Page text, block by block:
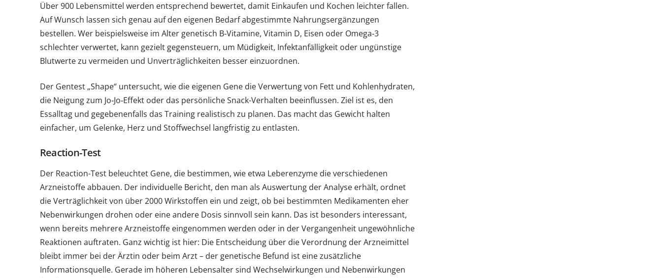
Über 900 Lebensmittel werden entsprechend bewertet, damit Einkaufen und Kochen leichter fallen.
Auf Wunsch lassen sich genau auf den eigenen Bedarf abgestimmte Nahrungsergänzungen
bestellen. Wer beispielsweise im Alter genetisch B‑Vitamine, Vitamin D, Eisen oder Omega‑3
schlechter verwertet, kann gezielt gegensteuern, um Müdigkeit, Infektanfälligkeit oder ungünstige
Blutwerte zu vermeiden und Unverträglichkeiten besser einzuordnen.
Der Gentest „Shape“ untersucht, wie die eigenen Gene die Verwertung von Fett und Kohlenhydraten,
die Neigung zum Jo‑Jo‑Effekt oder das persönliche Snack-Verhalten beeinflussen. Ziel ist es, den
Essalltag und gegebenenfalls das Training realistisch zu planen. Das macht das Gewicht halten
einfacher, um Gelenke, Herz und Stoffwechsel langfristig zu entlasten.
Reaction-Test
Der Reaction-Test beleuchtet Gene, die bestimmen, wie etwa Leberenzyme die verschiedenen
Arzneistoffe abbauen. Der individuelle Bericht, den man als Auswertung der Analyse erhält, ordnet
die Verträglichkeit von über 2000 Wirkstoffen ein und zeigt, ob bei bestimmten Medikamenten eher
Nebenwirkungen drohen oder eine andere Dosis sinnvoll sein kann. Das ist besonders interessant,
wenn bereits mehrere Arzneistoffe eingenommen werden oder in der Vergangenheit ungewöhnliche
Reaktionen auftraten. Ganz wichtig ist hier: Die Entscheidung über die Verordnung der Arzneimittel
bleibt immer bei der Ärztin oder beim Arzt – der genetische Befund ist eine zusätzliche
Informationsquelle. Gerade im höheren Lebensalter sind Wechselwirkungen und Nebenwirkungen